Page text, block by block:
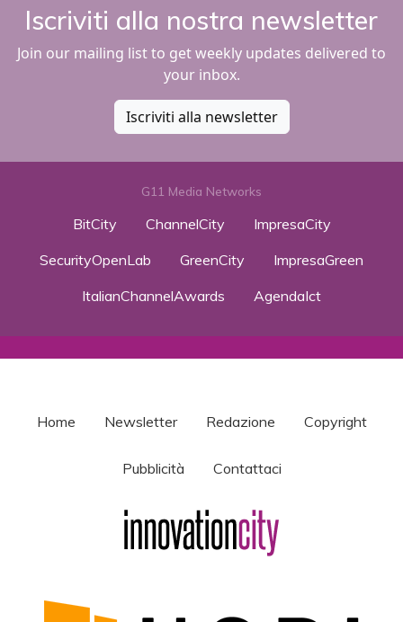
Iscriviti alla nostra newsletter
Join our mailing list to get weekly updates delivered to
your inbox.
Iscriviti alla newsletter
G11 Media Networks
BitCity ChannelCity
ImpresaCity
SecurityOpenLab
GreenCity
ImpresaGreen
ItalianChannelAwards
AgendaIct
Home Newsletter Redazione Copyright
Pubblicità Contattaci